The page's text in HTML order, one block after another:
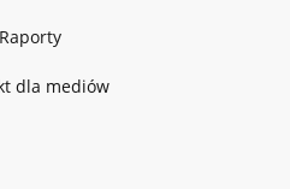
Raporty
dla mediów